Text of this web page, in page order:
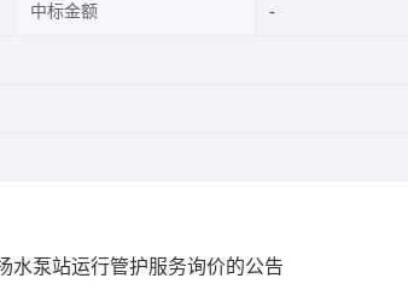
中标金额
水泵站运行管护服务询价的公告